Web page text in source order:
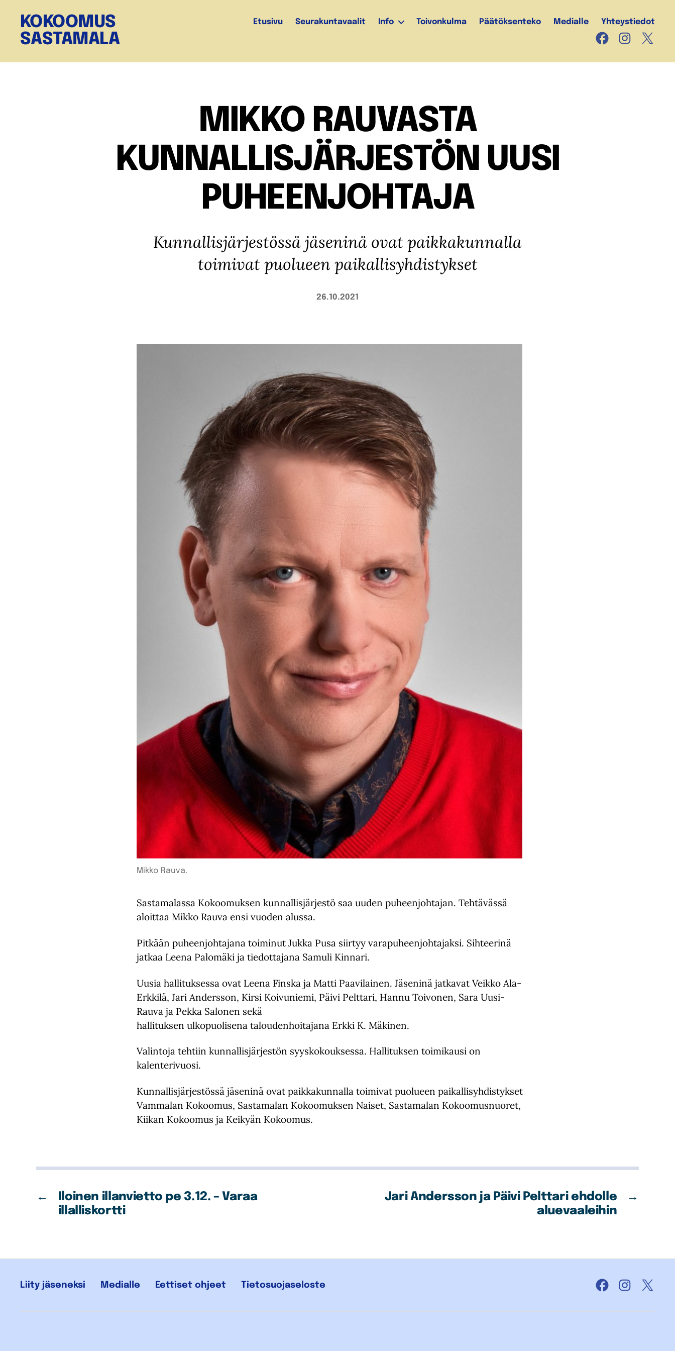
KOKOOMUS
SASTAMALA
Etusivu Seurakuntavaalit Info Toivonkulma Päätöksenteko Medialle Yhteystiedot
FacebookInstagram
X
MIKKO RAUVASTA
KUNNALLISJÄRJESTÖN UUSI
PUHEENJOHTAJA
Kunnallisjärjestössä jäseninä ovat paikkakunnalla
toimivat puolueen paikallisyhdistykset
26.10.2021
Mikko Rauva.
Sastamalassa Kokoomuksen kunnallisjärjestö saa uuden puheenjohtajan. Tehtävässä
aloittaa Mikko Rauva ensi vuoden alussa.
Pitkään puheenjohtajana toiminut Jukka Pusa siirtyy varapuheenjohtajaksi. Sihteerinä
jatkaa Leena Palomäki ja tiedottajana Samuli Kinnari.
Uusia hallituksessa ovat Leena Finska ja Matti Paavilainen. Jäseninä jatkavat Veikko Ala-
Erkkilä, Jari Andersson, Kirsi Koivuniemi, Päivi Pelttari, Hannu Toivonen, Sara Uusi-
Rauva ja Pekka Salonen sekä
hallituksen ulkopuolisena taloudenhoitajana Erkki K. Mäkinen.
Valintoja tehtiin kunnallisjärjestön syyskokouksessa. Hallituksen toimikausi on
kalenterivuosi.
Kunnallisjärjestössä jäseninä ovat paikkakunnalla toimivat puolueen paikallisyhdistykset
Vammalan Kokoomus, Sastamalan Kokoomuksen Naiset, Sastamalan Kokoomusnuoret,
Kiikan Kokoomus ja Keikyän Kokoomus.
←
Iloinen illanvietto pe 3.12. – Varaa
illalliskortti
→
Jari Andersson ja Päivi Pelttari ehdolle
aluevaaleihin
Liity jäseneksi Medialle Eettiset ohjeet Tietosuojaseloste
FacebookInstagram
X